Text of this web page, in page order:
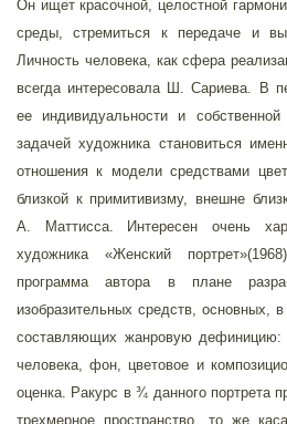
Он ищет красочной, целостной
среды, стремиться к передаче и
Личность человека, как сфера
всегда интересовала Ш. Сариева. В
ее индивидуальности и
задачей художника становиться
отношения к модели средствами
близкой к примитивизму, внешне
А. Маттисса. Интересен очень
художника «Женский
программа автора в плане
изобразительных средств, основных,
составляющих жанровую дефиницию:
человека, фон, цветовое и
оценка. Ракурс в ¾ данного портрета
трехмерное пространство, то же